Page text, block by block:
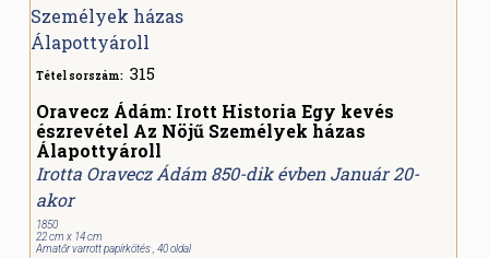
Tétel sorszám: 315
Oravecz Ádám: Irott Historia Egy kevés
észrevétel Az Nöjű Személyek házas
Álapottyároll
Irotta Oravecz Ádám 850-dik évben Január 20-
akor
1850
22 cm x 14 cm
Amatőr varrott papírkötés , 40 oldal